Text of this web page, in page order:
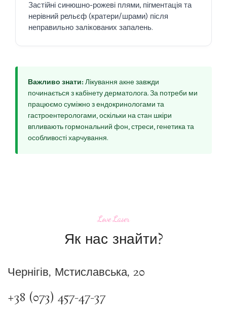
Застійні синюшно-рожеві плями, пігментація та
нерівний рельєф (кратери/шрами) після
неправильно залікованих запалень.
Важливо знати: Лікування акне завжди
починається з кабінету дерматолога. За потреби ми
працюємо суміжно з ендокринологами та
гастроентерологами, оскільки на стан шкіри
впливають гормональний фон, стреси, генетика та
особливості харчування.
Love Laser
Як нас знайти?
Чернігів, Мстиславська, 20
+38 (073) 457-47-37